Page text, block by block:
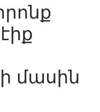
մասին